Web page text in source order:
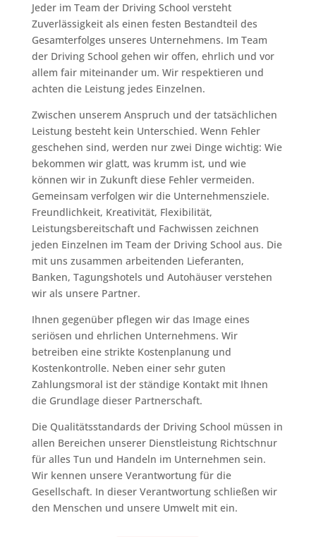
Jeder im Team der Driving School versteht
Zuverlässigkeit als einen festen Bestandteil des
Gesamterfolges unseres Unternehmens. Im Team
der Driving School gehen wir offen, ehrlich und vor
allem fair miteinander um. Wir respektieren und
achten die Leistung jedes Einzelnen.
Zwischen unserem Anspruch und der tatsächlichen
Leistung besteht kein Unterschied. Wenn Fehler
geschehen sind, werden nur zwei Dinge wichtig: Wie
bekommen wir glatt, was krumm ist, und wie
können wir in Zukunft diese Fehler vermeiden.
Gemeinsam verfolgen wir die Unternehmensziele.
Freundlichkeit, Kreativität, Flexibilität,
Leistungsbereitschaft und Fachwissen zeichnen
jeden Einzelnen im Team der Driving School aus. Die
mit uns zusammen arbeitenden Lieferanten,
Banken, Tagungshotels und Autohäuser verstehen
wir als unsere Partner.
Ihnen gegenüber pflegen wir das Image eines
seriösen und ehrlichen Unternehmens. Wir
betreiben eine strikte Kostenplanung und
Kostenkontrolle. Neben einer sehr guten
Zahlungsmoral ist der ständige Kontakt mit Ihnen
die Grundlage dieser Partnerschaft.
Die Qualitätsstandards der Driving School müssen in
allen Bereichen unserer Dienstleistung Richtschnur
für alles Tun und Handeln im Unternehmen sein.
Wir kennen unsere Verantwortung für die
Gesellschaft. In dieser Verantwortung schließen wir
den Menschen und unsere Umwelt mit ein.